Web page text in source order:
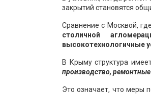
закрытий становятся
Сравнение с Москвой,
столичной
высокотехнологичные
В Крыму структура
производство,
Это означает, что меры